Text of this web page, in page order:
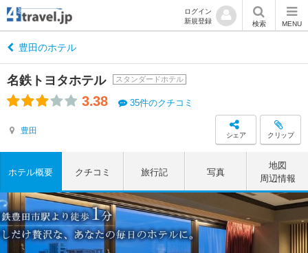
ログイン
新規登録
検索 MENU
豊田のホテル
名鉄トヨタホテル スタンダードホテル
3.38 35件のクチコミ
豊田 シェア クリップ
ホテル概要 クチコミ 旅行記 写真
地図
周辺情報